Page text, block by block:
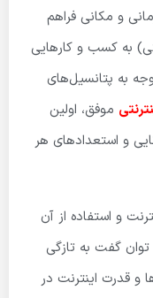
و مکانی فراهم
به کسب و کارهایی
به پتانسیل‌های
موفق، اولین
و استعدادهای هر
و استفاده از آن
گفت به تازگی
و قدرت اینترنت در